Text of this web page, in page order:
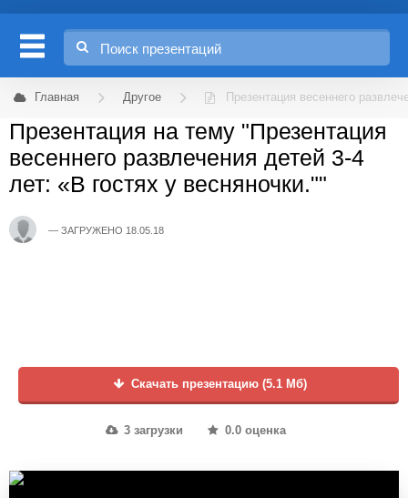
Главная Другое Презентация весеннего
Презентация на тему "Презентация
весеннего развлечения детей 3-4
лет: «В гостях у весняночки.""
ЗАГРУЖЕНО 18.05.18
Скачать презентацию (5.1 Мб)
3 загрузки 0.0 оценка